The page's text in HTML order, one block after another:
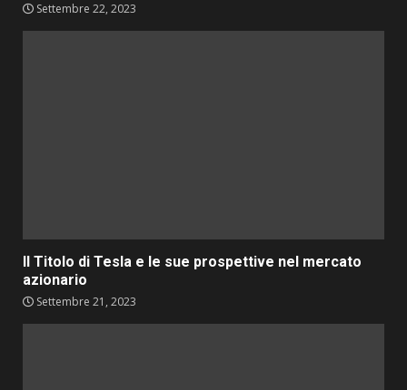
Settembre 22, 2023
Il Titolo di Tesla e le sue prospettive nel mercato
azionario
Settembre 21, 2023